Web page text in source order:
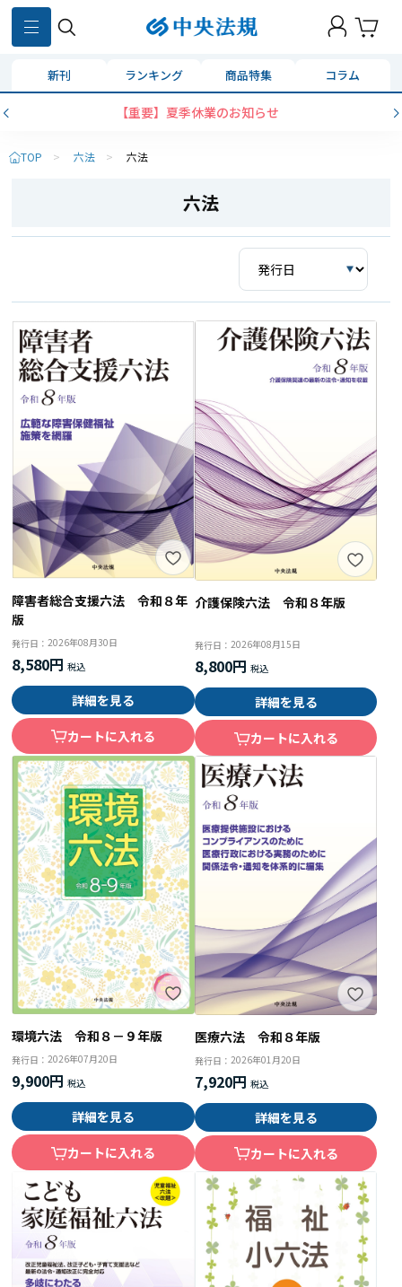
新刊 ランキング 商品特集 コラム
【重要】夏季休業のお知らせ
TOP > 六法 > 六法
六法
障害者総合支援六法 令和８年
版
発行日：2026年08月30日
8,580円
詳細を見る
カートに入れる
介護保険六法 令和８年版
発行日： 2026年08月15日
8,800円
詳細を見る
カートに入れる
環境六法 令和８－９年版
発行日：2026年07月20日
9,900円
詳細を見る
カートに入れる
医療六法 令和８年版
発行日： 2026年01月20日
7,920円
詳細を見る
カートに入れる